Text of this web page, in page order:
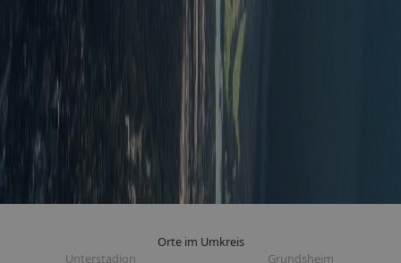
Orte im Umkreis
Unterstadion
Grundsheim